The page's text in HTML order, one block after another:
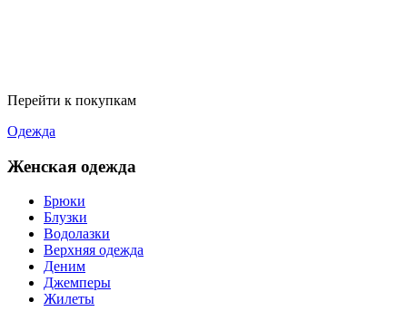
Перейти к покупкам
Одежда
Женская одежда
Брюки
Блузки
Водолазки
Верхняя одежда
Деним
Джемперы
Жилеты